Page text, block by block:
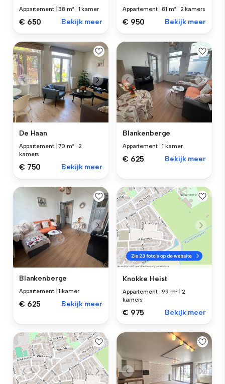
Appartement |38 m² 1 kamer
€ 650 Bekijk meer
Appartement |81 m² 2 kamers
€ 950 Bekijk meer
De Haan
Appartement |70 m²
2
kamers
€ 750 Bekijk meer
Blankenberge
Appartement |1 kamer
€ 625 Bekijk meer
Blankenberge
Appartement |1 kamer
€ 625 Bekijk meer
Knokke Heist
Appartement |99 m²
2
kamers
€ 975 Bekijk meer